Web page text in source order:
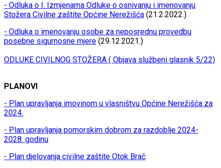
- Odluka o I. Izmjenama Odluke o osnivanju i imenovanju
Stožera Civilne zaštite Općine Nerežišća (21.2.2022.)
- Odluka o imenovanju osobe za neposrednu provedbu
posebne sigurnosne mjere (29.12.2021.)
ODLUKE CIVILNOG STOŽERA ( Objava službeni glasnik 5/22)
PLANOVI
- Plan upravljanja imovinom u vlasništvu Općine Nerežišća za
2024.
- Plan upravljanja pomorskim dobrom za razdoblje 2024-
2028. godinu
- Plan djelovanja civilne zaštite Otok Brač